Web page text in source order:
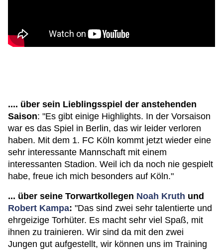
.... über sein Lieblingsspiel der anstehenden
Saison: "Es gibt einige Highlights. In der Vorsaison
war es das Spiel in Berlin, das wir leider verloren
haben. Mit dem 1. FC Köln kommt jetzt wieder eine
sehr interessante Mannschaft mit einem
interessanten Stadion. Weil ich da noch nie gespielt
habe, freue ich mich besonders auf Köln."
... über seine Torwartkollegen Noah Kruth und
Robert Kampa: "Das sind zwei sehr talentierte und
ehrgeizige Torhüter. Es macht sehr viel Spaß, mit
ihnen zu trainieren. Wir sind da mit den zwei
Jungen gut aufgestellt, wir können uns im Training